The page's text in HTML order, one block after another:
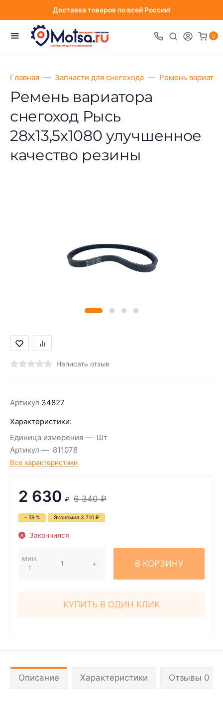
Доставка товаров по всей России!
0
Главная Запчасти для снегохода Ремень
Ремень вариатора
снегоход Рысь
28х13,5х1080 улучшенное
качество резины
Написать отзыв
Артикул 34827
Характеристики:
Единица измерения
Шт
Артикул
811078
Все характеристики
2 630 ₽ 6 340 ₽
- 59 % Экономия 3 710 ₽
Закончился
МИН.
1
В КОРЗИНУ
КУПИТЬ В ОДИН КЛИК
Описание Характеристики Отзывы 0